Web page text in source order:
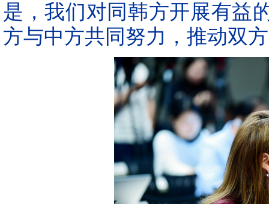
是，我们对同韩方开展有益
方与中方共同努力，推动双